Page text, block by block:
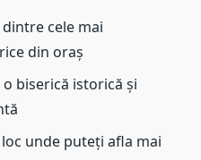
cele mai
din oraș
o biserică istorică și
unde puteți afla mai